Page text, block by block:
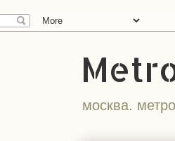
москва.